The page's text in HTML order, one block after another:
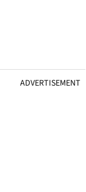
ADVERTISEMENT